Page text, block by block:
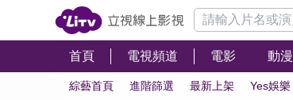
首頁 電視頻道 電影 動漫
綜藝首頁 進階篩選 最新上架 Yes娛樂